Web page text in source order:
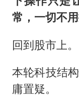
常，一切不用
回到股市上。
本轮科技结
庸置疑。